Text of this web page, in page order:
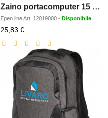
Zaino portacomputer 15 Graphite deluxe - 20L
Epen lineArt. 12019000 - Disponibile
25,83 €Prezzo
scontato